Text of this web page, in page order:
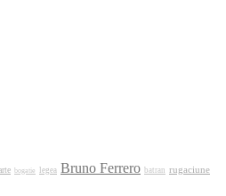
bogatie legea Bruno Ferrero batran rugaciune